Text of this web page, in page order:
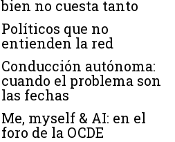
bien no cuesta tanto
Políticos que no
entienden la red
Conducción autónoma:
cuando el problema son
las fechas
Me, myself & AI: en el
foro de la OCDE